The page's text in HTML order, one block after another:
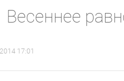
Весеннее
17:01